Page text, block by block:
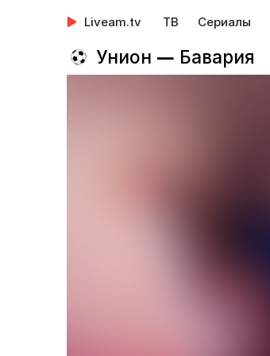
Liveam.tv ТВ Сериалы
Унион — Бавария